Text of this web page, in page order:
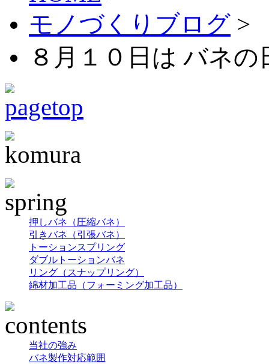
モノづくりブログ >
８月１０日は バネ
押しバネ（圧縮バネ）
引きバネ（引張バネ）
トーションスプリング
ダブルトーションバネ
リング（スナップリング）
綿材加工品（フォーミング加工品）
当社の強み
バネ製作対応範囲